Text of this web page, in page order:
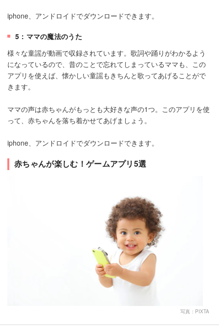
iphone、アンドロイドでダウンロードできます。
5：ママの魔法のうた
様々な童謡が動画で収録されています。歌詞や踊りがわかるよう
になっているので、昔のことで忘れてしまっているママも、この
アプリを使えば、懐かしい童謡もきちんと歌ってあげることがで
きます。
ママの声は赤ちゃんがもっとも大好きな声の1つ。このアプリを使
って、赤ちゃんを落ち着かせてあげましょう。
iphone、アンドロイドでダウンロードできます。
赤ちゃんが楽しむ！ゲームアプリ5選
写真：PIXTA